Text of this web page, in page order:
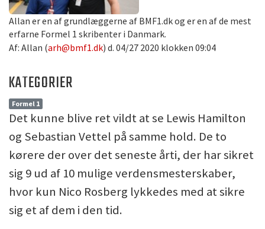
Allan er en af grundlæggerne af BMF1.dk og er en af de mest
erfarne Formel 1 skribenter i Danmark.
Af: Allan (arh@bmf1.dk) d. 04/27 2020 klokken 09:04
KATEGORIER
Formel 1
Det kunne blive ret vildt at se Lewis Hamilton
og Sebastian Vettel på samme hold. De to
kørere der over det seneste årti, der har sikret
sig 9 ud af 10 mulige verdensmesterskaber,
hvor kun Nico Rosberg lykkedes med at sikre
sig et af dem i den tid.